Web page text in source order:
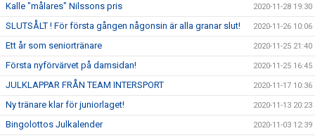
Kalle "målares" Nilssons pris 2020-11-28 19:30
SLUTSÅLT ! För första gången någonsin är alla granar slut! 2020-11-26 10:06
Ett år som seniortränare 2020-11-25 21:40
Första nyförvärvet på damsidan! 2020-11-25 16:45
JULKLAPPAR FRÅN TEAM INTERSPORT 2020-11-17 10:36
Ny tränare klar för juniorlaget! 2020-11-13 20:23
Bingolottos Julkalender 2020-11-03 12:39